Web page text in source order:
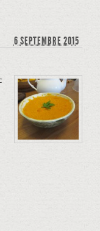
6 SEPTEMBRE 2015